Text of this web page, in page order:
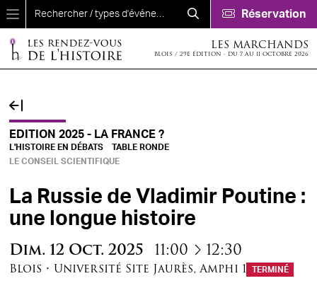
Aller au contenu principal
Réservation
LES MARCHANDS
BLOIS / 29E ÉDITION - DU 7 AU 11 OCTOBRE 2026
EDITION 2025 - LA FRANCE ?
L'HISTOIRE EN DÉBATS
TABLE RONDE
LE CONSEIL SCIENTIFIQUE
La Russie de Vladimir Poutine :
une longue histoire
Dim. 12 Oct. 2025 11:00 à12:30
Blois • Université Site Jaurès, Amphi 1 TERMINÉ